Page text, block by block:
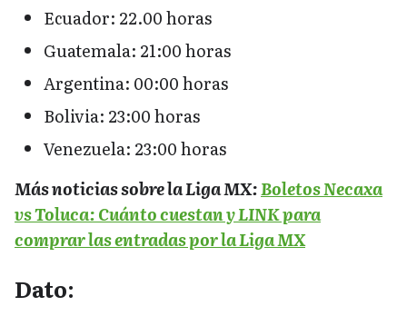
Ecuador: 22.00 horas
Guatemala: 21:00 horas
Argentina: 00:00 horas
Bolivia: 23:00 horas
Venezuela: 23:00 horas
Más noticias sobre la Liga MX:Boletos Necaxa
vs Toluca: Cuánto cuestan y LINK para
comprar las entradas por la Liga MX
Dato: